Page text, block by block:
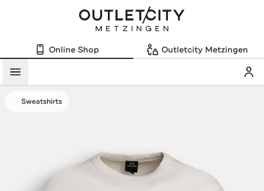
Online Shop Outletcity Metzingen
Menü
Sweatshirts